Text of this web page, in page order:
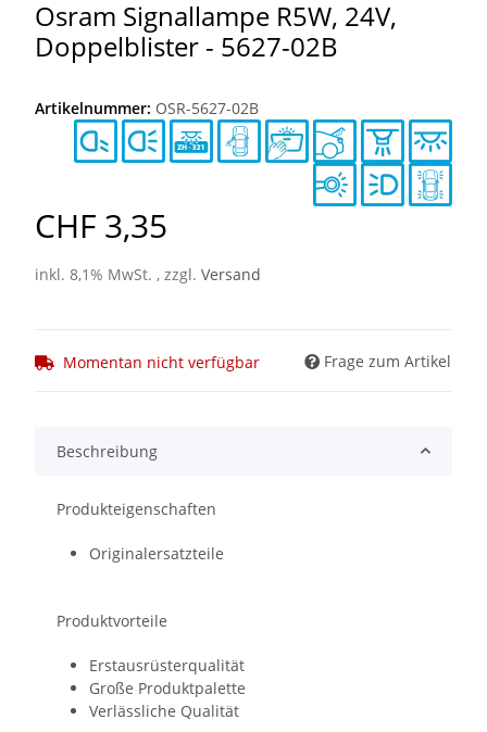
Osram Signallampe R5W, 24V,
Doppelblister - 5627-02B
Artikelnummer: OSR-5627-02B
CHF 3,35
inkl. 8,1% MwSt. , zzgl. Versand
Momentan nicht verfügbar Frage zum Artikel
Beschreibung
Produkteigenschaften
Originalersatzteile
Produktvorteile
Erstausrüsterqualität
Große Produktpalette
Verlässliche Qualität